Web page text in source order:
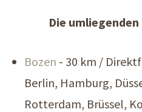
Die
Bozen - 30 km /
Berlin, Hamburg,
Rotterdam, Brüssel,